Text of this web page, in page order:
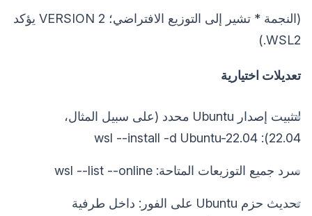
(النجمة * تشير إلى التوزيع الافتراضي؛ VERSION 2 يؤكد
WSL2.)
تعديلات اختيارية
لتثبيت إصدار Ubuntu محدد (على سبيل المثال،
22.04): wsl --install -d Ubuntu-22.04
سرد جميع التوزيعات المتاحة: wsl --list --online
تحديث حزم Ubuntu على الفور: داخل طرفية